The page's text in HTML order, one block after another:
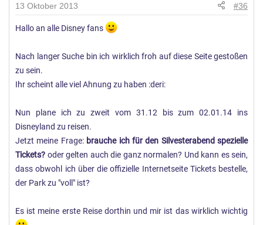
13 Oktober 2013 #36
Hallo an alle Disney fans
Nach langer Suche bin ich wirklich froh auf diese Seite gestoßen
zu sein.
Ihr scheint alle viel Ahnung zu haben :deri:
Nun plane ich zu zweit vom 31.12 bis zum 02.01.14 ins
Disneyland zu reisen.
Jetzt meine Frage: brauche ich für den Silvesterabend spezielle
Tickets? oder gelten auch die ganz normalen? Und kann es sein,
dass obwohl ich über die offizielle Internetseite Tickets bestelle,
der Park zu "voll" ist?
Es ist meine erste Reise dorthin und mir ist das wirklich wichtig